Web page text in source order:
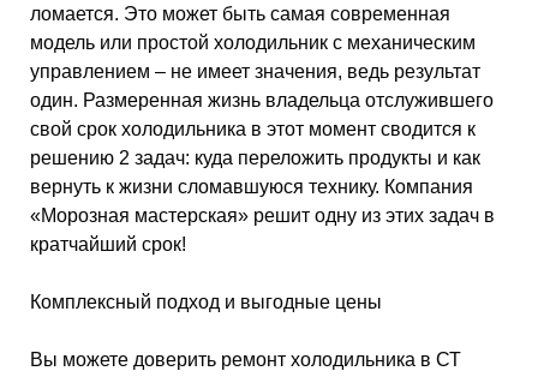
ломается. Это может быть самая современная
модель или простой холодильник с механическим
управлением – не имеет значения, ведь результат
один. Размеренная жизнь владельца отслужившего
свой срок холодильника в этот момент сводится к
решению 2 задач: куда переложить продукты и как
вернуть к жизни сломавшуюся технику. Компания
«Морозная мастерская» решит одну из этих задач в
кратчайший срок!
Комплексный подход и выгодные цены
Вы можете доверить ремонт холодильника в СТ